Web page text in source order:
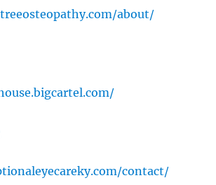
about/
contact/